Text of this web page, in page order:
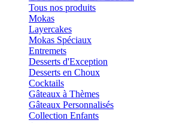
Tous nos produits
Mokas
Layercakes
Mokas Spéciaux
Entremets
Desserts d'Exception
Desserts en Choux
Cocktails
Gâteaux à Thèmes
Gâteaux Personnalisés
Collection Enfants